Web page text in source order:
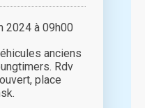
2024 à 09h00
anciens
Rdv
place